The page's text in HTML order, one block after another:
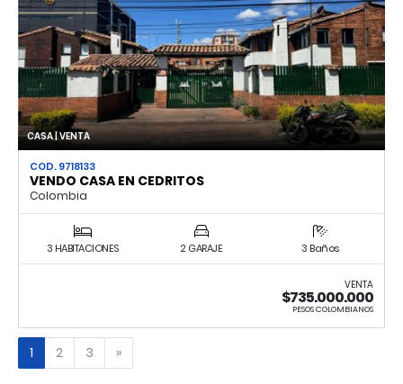
CASA | VENTA
COD. 9718133
VENDO CASA EN CEDRITOS
Colombia
3 HABITACIONES 2 GARAJE 3 Baños
VENTA
$735.000.000
PESOS COLOMBIANOS
1 2 3 »Siguiente